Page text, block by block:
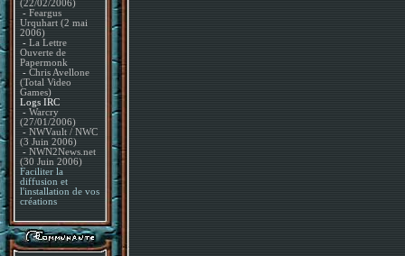
(22/02/2006)
- Feargus
Urquhart (2 mai
2006)
- La Lettre
Ouverte de
Papermonk
- Chris Avellone
(Total Video
Games)
Logs IRC
- Warcry
(27/01/2006)
- NWVault / NWC
(3 Juin 2006)
- NWN2News.net
(30 Juin 2006)
Faciliter la
diffusion et
l'installation de vos
créations